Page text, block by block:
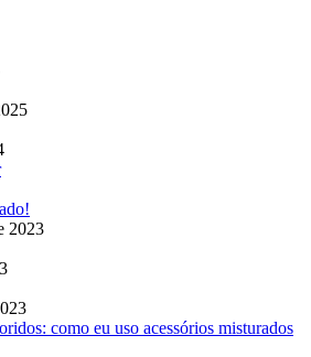
2023
como eu uso acessórios misturados